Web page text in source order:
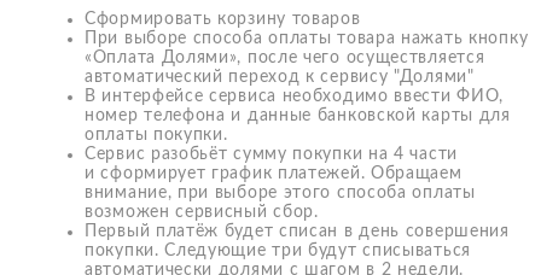
использованию по целевому назначению.
7.11.2. Возврат товара надлежащего качества
осуществляется в соответствии с положениями
действующего законодательства.
7.11.3. Возврат товаров надлежащего качества возможен
при условии, что сохранён товарный вид товара,
комплектация и потребительские свойства товара,
сохранена фирменная упаковка, этикетки, наклейки,
отсутствуют загрязнения и повреждения, а также иные
следы использования товара.
7.12. Возврат товара ненадлежащего качества
7.12.1. Товаром ненадлежащего качества считается Товар,
который не соответствует требованиям, предъявляемым
для этой категории товара в нормативно-правовых актах
и нормативных документах или условиям договора
с потребителями.
7.12.2. При возврате Товара ненадлежащего качества
покупателю возвращается стоимость Товара и его